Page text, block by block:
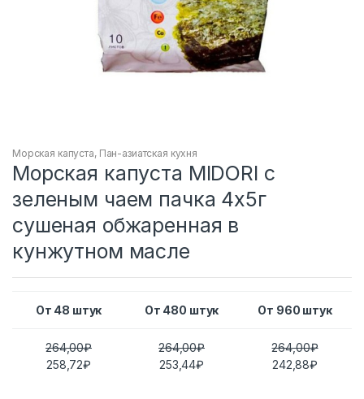
Морская капуста, Пан-азиатская кухня
Морская капуста MIDORI с
зеленым чаем пачка 4х5г
сушеная обжаренная в
кунжутном масле
От 48 штук От 480 штук От 960 штук
264,00₽
258,72₽
264,00₽
253,44₽
264,00₽
242,88₽